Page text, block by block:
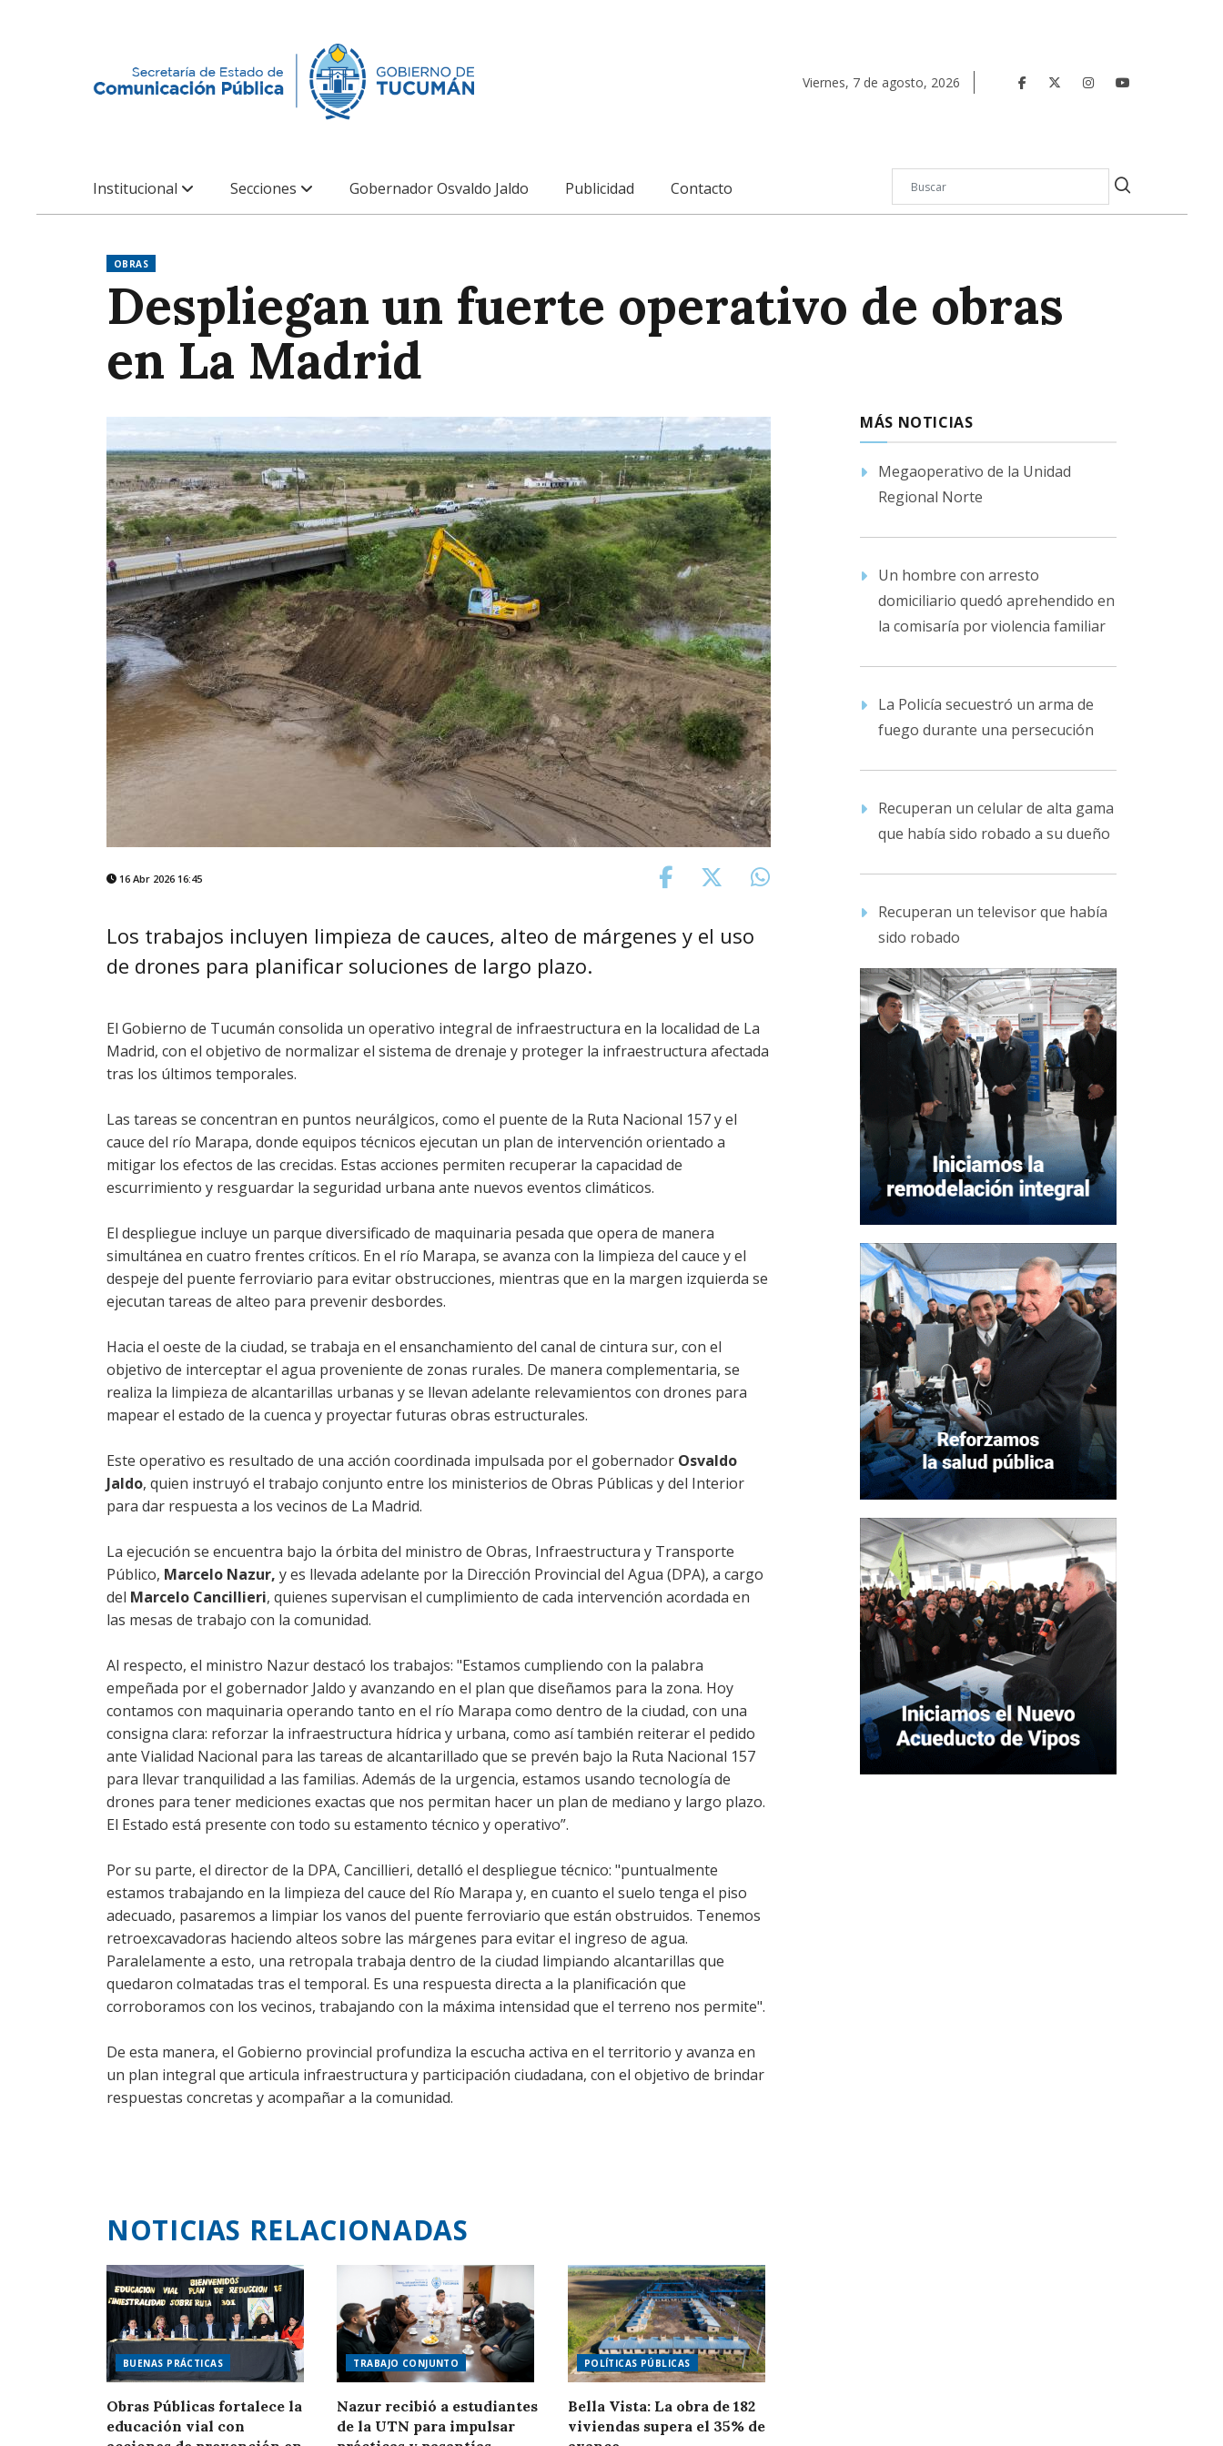
Viernes, 7 de agosto, 2026
Institucional Secciones Gobernador Osvaldo Jaldo Publicidad Contacto
OBRAS
Despliegan un fuerte operativo de obras
en La Madrid
16 Abr 2026 16:45
Los trabajos incluyen limpieza de cauces, alteo de márgenes y el uso
de drones para planificar soluciones de largo plazo.
El Gobierno de Tucumán consolida un operativo integral de infraestructura en la localidad de La
Madrid, con el objetivo de normalizar el sistema de drenaje y proteger la infraestructura afectada
tras los últimos temporales.
Las tareas se concentran en puntos neurálgicos, como el puente de la Ruta Nacional 157 y el
cauce del río Marapa, donde equipos técnicos ejecutan un plan de intervención orientado a
mitigar los efectos de las crecidas. Estas acciones permiten recuperar la capacidad de
escurrimiento y resguardar la seguridad urbana ante nuevos eventos climáticos.
El despliegue incluye un parque diversificado de maquinaria pesada que opera de manera
simultánea en cuatro frentes críticos. En el río Marapa, se avanza con la limpieza del cauce y el
despeje del puente ferroviario para evitar obstrucciones, mientras que en la margen izquierda se
ejecutan tareas de alteo para prevenir desbordes.
Hacia el oeste de la ciudad, se trabaja en el ensanchamiento del canal de cintura sur, con el
objetivo de interceptar el agua proveniente de zonas rurales. De manera complementaria, se
realiza la limpieza de alcantarillas urbanas y se llevan adelante relevamientos con drones para
mapear el estado de la cuenca y proyectar futuras obras estructurales.
Este operativo es resultado de una acción coordinada impulsada por el gobernador Osvaldo
Jaldo, quien instruyó el trabajo conjunto entre los ministerios de Obras Públicas y del Interior
para dar respuesta a los vecinos de La Madrid.
La ejecución se encuentra bajo la órbita del ministro de Obras, Infraestructura y Transporte
Público, Marcelo Nazur, y es llevada adelante por la Dirección Provincial del Agua (DPA), a cargo
del Marcelo Cancillieri, quienes supervisan el cumplimiento de cada intervención acordada en
las mesas de trabajo con la comunidad.
Al respecto, el ministro Nazur destacó los trabajos: "Estamos cumpliendo con la palabra
empeñada por el gobernador Jaldo y avanzando en el plan que diseñamos para la zona. Hoy
contamos con maquinaria operando tanto en el río Marapa como dentro de la ciudad, con una
consigna clara: reforzar la infraestructura hídrica y urbana, como así también reiterar el pedido
ante Vialidad Nacional para las tareas de alcantarillado que se prevén bajo la Ruta Nacional 157
para llevar tranquilidad a las familias. Además de la urgencia, estamos usando tecnología de
drones para tener mediciones exactas que nos permitan hacer un plan de mediano y largo plazo.
El Estado está presente con todo su estamento técnico y operativo”.
Por su parte, el director de la DPA, Cancillieri, detalló el despliegue técnico: "puntualmente
estamos trabajando en la limpieza del cauce del Río Marapa y, en cuanto el suelo tenga el piso
adecuado, pasaremos a limpiar los vanos del puente ferroviario que están obstruidos. Tenemos
retroexcavadoras haciendo alteos sobre las márgenes para evitar el ingreso de agua.
Paralelamente a esto, una retropala trabaja dentro de la ciudad limpiando alcantarillas que
quedaron colmatadas tras el temporal. Es una respuesta directa a la planificación que
corroboramos con los vecinos, trabajando con la máxima intensidad que el terreno nos permite".
De esta manera, el Gobierno provincial profundiza la escucha activa en el territorio y avanza en
un plan integral que articula infraestructura y participación ciudadana, con el objetivo de brindar
respuestas concretas y acompañar a la comunidad.
NOTICIAS RELACIONADAS
BUENAS PRÁCTICAS
Obras Públicas fortalece la
educación vial con
TRABAJO CONJUNTO
Nazur recibió a estudiantes
de la UTN para impulsar
POLÍTICAS PÚBLICAS
Bella Vista: La obra de 182
viviendas supera el 35% de
MÁS NOTICIAS
Megaoperativo de la Unidad
Regional Norte
Un hombre con arresto
domiciliario quedó aprehendido en
la comisaría por violencia familiar
La Policía secuestró un arma de
fuego durante una persecución
Recuperan un celular de alta gama
que había sido robado a su dueño
Recuperan un televisor que había
sido robado